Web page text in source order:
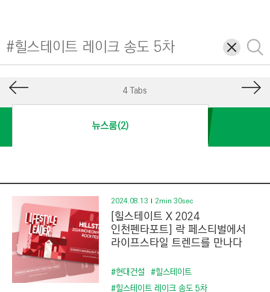
N
E
I
N
O
S
T
R
U
C
삭
제
검
색
4 Tabs
뉴스룸(2)
2024.08.13 2min 30sec
[힐스테이트 X 2024
인천펜타포트] 락 페스티벌에서
라이프스타일 트렌드를 만나다
#현대건설 #힐스테이트
#힐스테이트 레이크 송도 5차